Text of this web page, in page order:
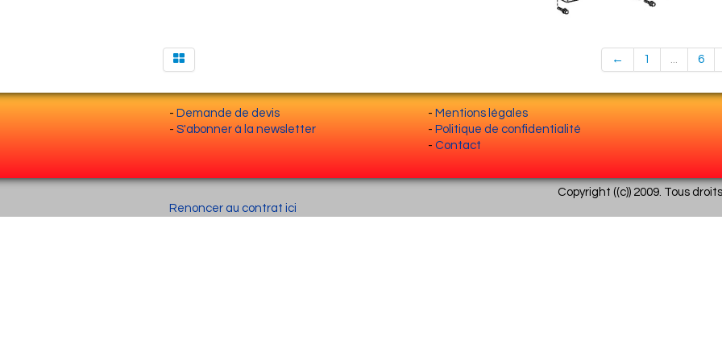
← 1 6
- Demande de devis
- S'abonner à la newsletter
- Mentions légales
- Politique de confidentialité
-Contact
Renoncer au contrat ici
Copyright ((c)) 2009. Tous